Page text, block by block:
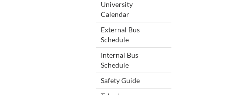
University
Calendar
External Bus
Schedule
Internal Bus
Schedule
Safety Guide